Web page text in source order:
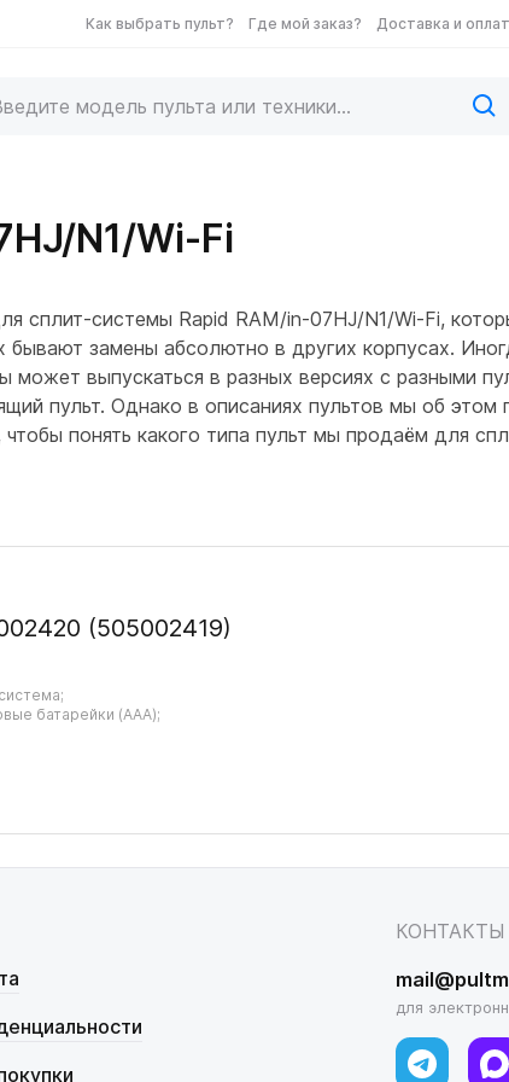
Как выбрать пульт? Где мой заказ? Доставка и
N1/Wi-Fi
сплит-системы Rapid RAM/in-07HJ/N1/Wi-Fi,
замены абсолютно в других корпусах.
выпускаться в разных версиях с разными
пульт. Однако в описаниях пультов мы об
понять какого типа пульт мы продаём для
(505002419)
батарейки (AAA);
КОНТАКТЫ
для